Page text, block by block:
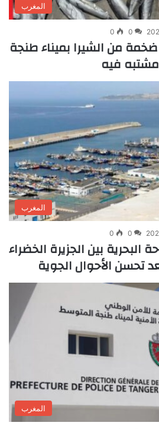
المغرب
0
0
من الشيرا بميناء طنجة
فيه
المغرب
0
0
البحرية بين الجزيرة الخضراء
تحسن الأحوال الجوية
المغرب